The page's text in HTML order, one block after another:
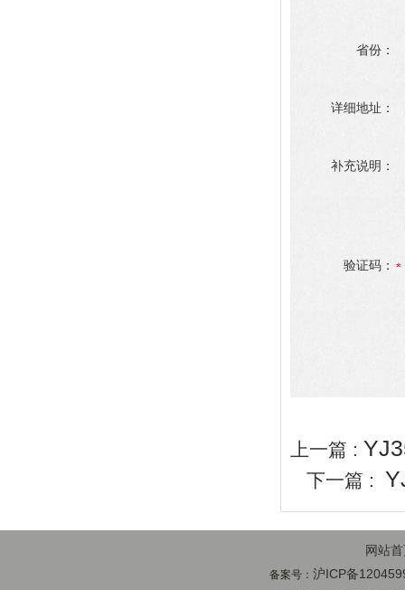
省份：
详细地址：
补充说明：
验证码：
上一篇 :
下一篇 :
网站
备案号：沪ICP备